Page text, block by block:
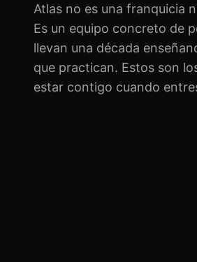
Atlas no es una franquicia
Es un equipo concreto de
llevan una década
que practican. Estos son
estar contigo cuando